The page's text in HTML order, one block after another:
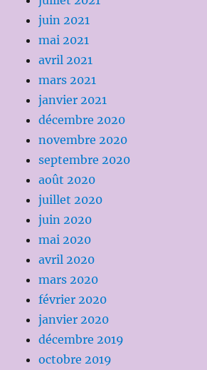
juin 2021
mai 2021
avril 2021
mars 2021
janvier 2021
décembre 2020
novembre 2020
septembre 2020
août 2020
juillet 2020
juin 2020
mai 2020
avril 2020
mars 2020
février 2020
janvier 2020
décembre 2019
octobre 2019